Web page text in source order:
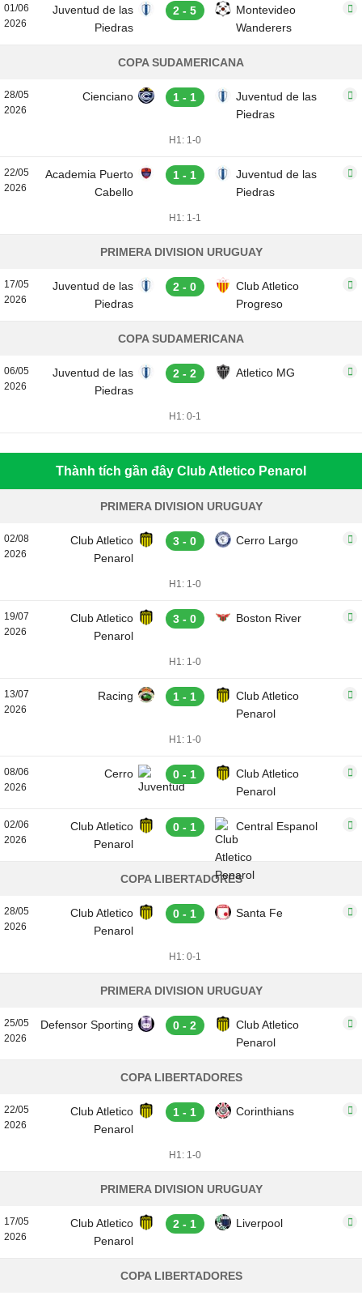
01/06
2026
Juventud de las
Piedras
2 - 5
Montevideo
Wanderers
COPA SUDAMERICANA
28/05
2026
Cienciano 1 - 1
Juventud de las
Piedras
H1: 1-0
22/05
2026
Academia Puerto
Cabello
1 - 1
Juventud de las
Piedras
H1: 1-1
PRIMERA DIVISION URUGUAY
17/05
2026
Juventud de las
Piedras
2 - 0
Club Atletico
Progreso
COPA SUDAMERICANA
06/05
2026
Juventud de las
Piedras
2 - 2 Atletico MG
H1: 0-1
Thành tích gần đây Club Atletico Penarol
PRIMERA DIVISION URUGUAY
02/08
2026
Club Atletico
Penarol
3 - 0 Cerro Largo
H1: 1-0
19/07
2026
Club Atletico
Penarol
3 - 0 Boston River
H1: 1-0
13/07
2026
Racing 1 - 1
Club Atletico
Penarol
H1: 1-0
08/06
2026
Cerro 0 - 1
Club Atletico
Penarol
02/06
2026
Club Atletico
Penarol
0 - 1 Central Espanol
COPA LIBERTADORES
28/05
2026
Club Atletico
Penarol
0 - 1 Santa Fe
H1: 0-1
PRIMERA DIVISION URUGUAY
25/05
2026
Defensor Sporting 0 - 2
Club Atletico
Penarol
COPA LIBERTADORES
22/05
2026
Club Atletico
Penarol
1 - 1 Corinthians
H1: 1-0
PRIMERA DIVISION URUGUAY
17/05
2026
Club Atletico
Penarol
2 - 1 Liverpool
COPA LIBERTADORES